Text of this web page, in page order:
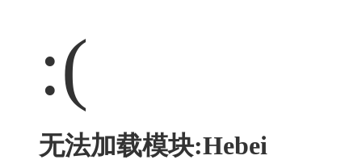
:(
无法加载模块:Hebei